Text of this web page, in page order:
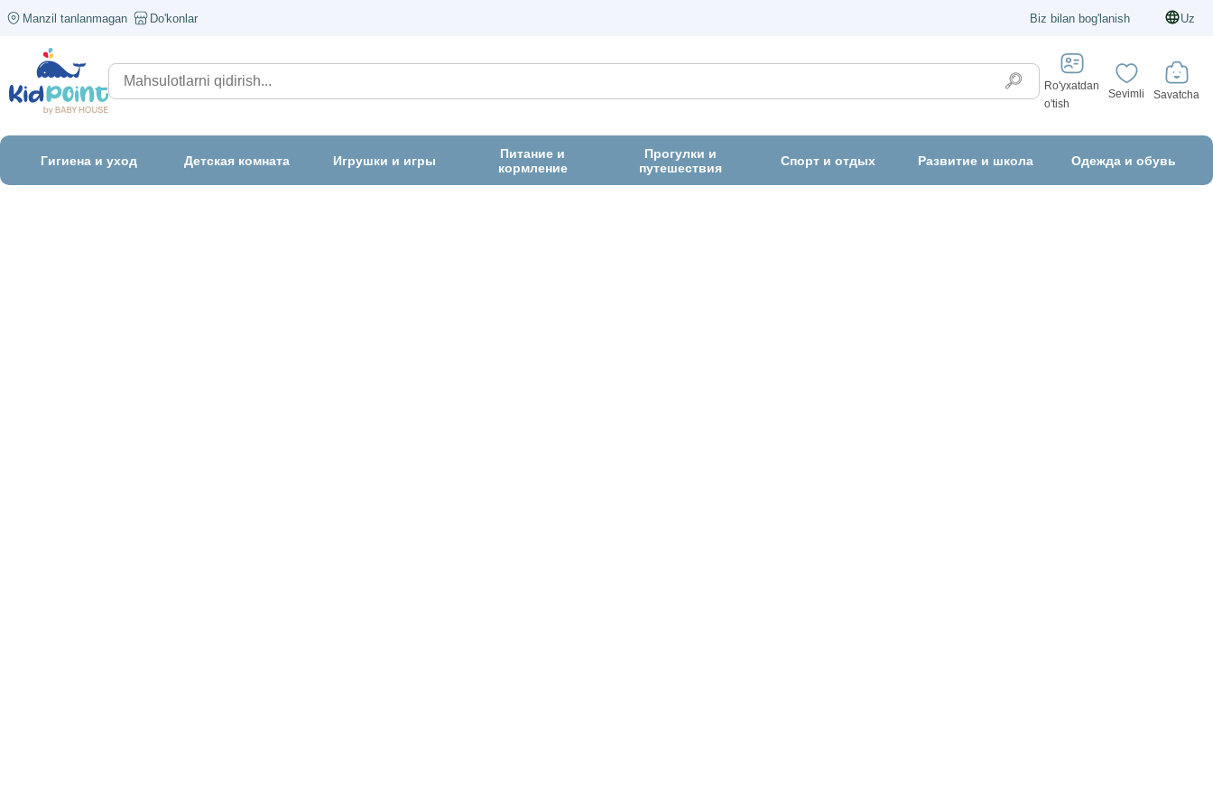
Manzil tanlanmagan Do'konlar Biz bilan bog'lanish Uz
Ro'yxatdan
o'tish
Sevimli Savatcha
Гигиена и уход Детская комната Игрушки и игры
Питание и
кормление
Прогулки и
путешествия
Спорт и отдых Развитие и школа Одежда и обувь